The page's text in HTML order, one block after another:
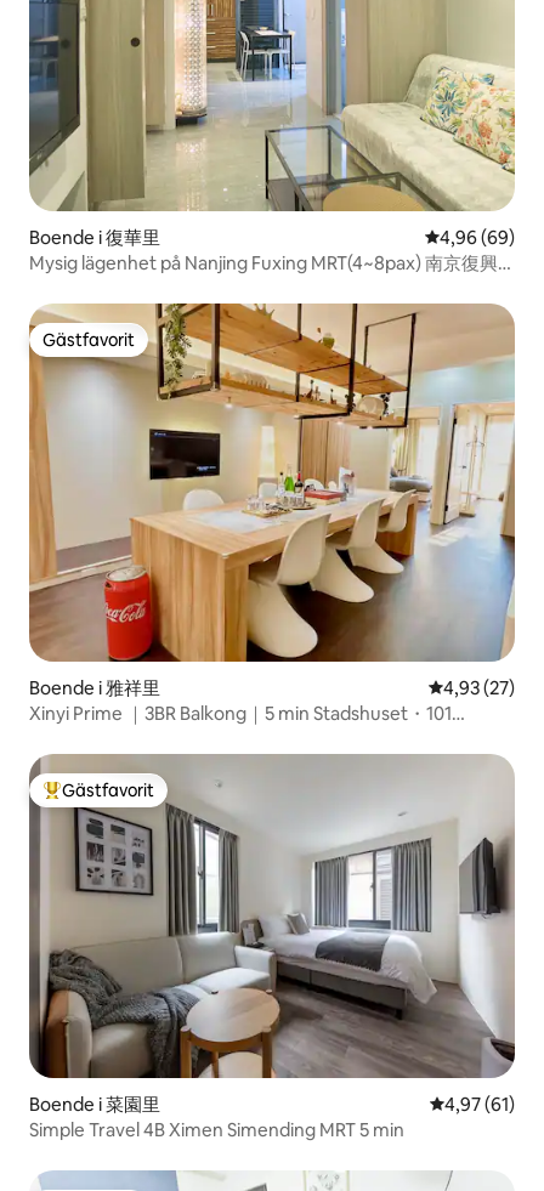
Boende i 復華里 4,96 av 5 i
4,96 (69)
Mysig lägenhet på Nanjing Fuxing MRT(4~8pax) 南京復興2
Gästfavorit
Gästfavorit
Boende i 雅祥里 4,93 av 5 i
4,93 (27)
Xinyi Prime ｜3BR Balkong｜5 min Stadshuset・101
Populär gästfavorit
Gästfavorit
Boende i 菜園里 4,97 av 5 i
4,97 (61)
Simple Travel 4B Ximen Simending MRT 5 min